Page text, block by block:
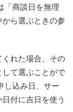
「商談日を無理
ら選ぶときの参
れた場合、その
て選ぶことがで
し込み日、サー
付に吉日を使う